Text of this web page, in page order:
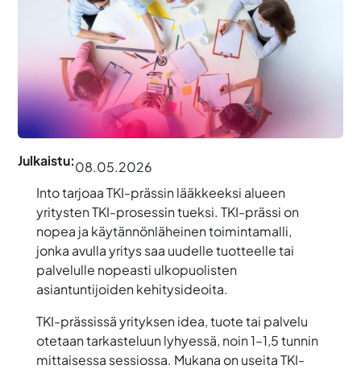
Julkaistu:08.05.2026
Into tarjoaa TKI-prässin lääkkeeksi alueen
yritysten TKI-prosessin tueksi. TKI-prässi on
nopea ja käytännönläheinen toimintamalli,
jonka avulla yritys saa uudelle tuotteelle tai
palvelulle nopeasti ulkopuolisten
asiantuntijoiden kehitysideoita.
TKI-prässissä yrityksen idea, tuote tai palvelu
otetaan tarkasteluun lyhyessä, noin 1–1,5 tunnin
mittaisessa sessiossa. Mukana on useita TKI-